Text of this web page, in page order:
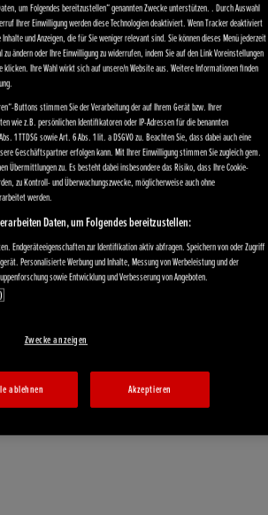
um Folgendes bereitzustellen“ genannten Zwecke unterstützen. . Durch Auswahl
Ihrer Einwilligung werden diese Technologien deaktiviert. Wenn Tracker deaktiviert
und Anzeigen, die für Sie weniger relevant sind. Sie können dieses Menü jederzeit
ändern oder Ihre Einwilligung zu widerrufen, indem Sie auf den Link Voreinstellungen
klicken. Ihre Wahl wirkt sich auf unsere/n Website aus. Weitere Informationen finden
Buttons stimmen Sie der Verarbeitung der auf Ihrem Gerät bzw. Ihrer
wie z.B. persönlichen Identifikatoren oder IP-Adressen für die benannten
1 TTDSG sowie Art. 6 Abs. 1 lit. a DSGVO zu. Beachten Sie, dass dabei auch eine
Geschäftspartner erfolgen kann. Mit Ihrer Einwilligung stimmen Sie zugleich gem.
Übermittlungen zu. Es besteht dabei insbesondere das Risiko, dass Ihre Cookie-
zu Kontroll- und Überwachungszwecke, möglicherweise auch ohne
werden.
Daten, um Folgendes bereitzustellen:
Endgeräteeigenschaften zur Identifikation aktiv abfragen. Speichern von oder Zugriff
Personalisierte Werbung und Inhalte, Messung von Werbeleistung und der
sowie Entwicklung und Verbesserung von Angeboten.
Zwecke anzeigen
ablehnen Akzeptieren